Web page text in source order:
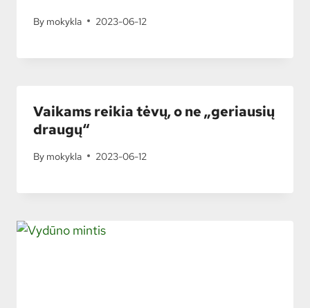
By mokykla 2023-06-12
Vaikams reikia tėvų, o ne „geriausių
draugų“
By mokykla 2023-06-12